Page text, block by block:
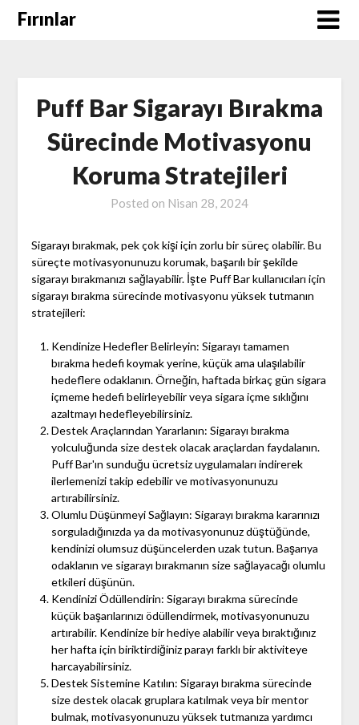
SkipFırınlar
Puff Bar Sigarayı Bırakma
Sürecinde Motivasyonu
Koruma Stratejileri
Posted on Nisan 28, 2024
Sigarayı bırakmak, pek çok kişi için zorlu bir süreç olabilir. Bu
süreçte motivasyonunuzu korumak, başarılı bir şekilde
sigarayı bırakmanızı sağlayabilir. İşte Puff Bar kullanıcıları için
sigarayı bırakma sürecinde motivasyonu yüksek tutmanın
stratejileri:
Kendinize Hedefler Belirleyin: Sigarayı tamamen
bırakma hedefi koymak yerine, küçük ama ulaşılabilir
hedeflere odaklanın. Örneğin, haftada birkaç gün sigara
içmeme hedefi belirleyebilir veya sigara içme sıklığını
azaltmayı hedefleyebilirsiniz.
Destek Araçlarından Yararlanın: Sigarayı bırakma
yolculuğunda size destek olacak araçlardan faydalanın.
Puff Bar'ın sunduğu ücretsiz uygulamaları indirerek
ilerlemenizi takip edebilir ve motivasyonunuzu
artırabilirsiniz.
Olumlu Düşünmeyi Sağlayın: Sigarayı bırakma kararınızı
sorguladığınızda ya da motivasyonunuz düştüğünde,
kendinizi olumsuz düşüncelerden uzak tutun. Başarıya
odaklanın ve sigarayı bırakmanın size sağlayacağı olumlu
etkileri düşünün.
Kendinizi Ödüllendirin: Sigarayı bırakma sürecinde
küçük başarılarınızı ödüllendirmek, motivasyonunuzu
artırabilir. Kendinize bir hediye alabilir veya bıraktığınız
her hafta için biriktirdiğiniz parayı farklı bir aktiviteye
harcayabilirsiniz.
Destek Sistemine Katılın: Sigarayı bırakma sürecinde
size destek olacak gruplara katılmak veya bir mentor
bulmak, motivasyonunuzu yüksek tutmanıza yardımcı